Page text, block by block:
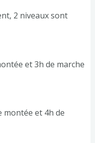
2 niveaux sont
et 3h de marche
montée et 4h de